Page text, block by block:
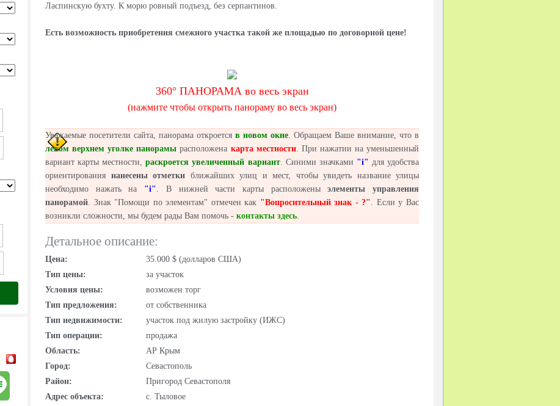
Ласпинскую бухту. К морю ровный подъезд, без серпантинов.
Есть возможность приобретения смежного участка такой же площадью по договорной цене!
360° ПАНОРАМА во весь экран
(нажмите чтобы открыть панораму во весь экран)
Уважаемые посетители сайта, панорама откроется в новом окне . Обращаем Ваше внимание, что в
левом верхнем уголке панорамы расположена карта местности. При нажатии на уменьшенный
вариант карты местности,раскроется увеличенный вариант. Синими значками "i" для удобства
ориентирования нанесены отметки ближайших улиц и мест, чтобы увидеть название улицы
необходимо нажать на "i" . В нижней части карты расположеныэлементы управления
панорамой . Знак "Помощи по элементам" отмечен как "Вопросительный знак - ?" . Если у Вас
возникли сложности, мы будем рады Вам помочь - контакты здесь
Детальное описание:
Цена:
35.000 $ (долларов США)
Тип цены:
за участок
Условия цены:
возможен торг
Тип предложения:
от собственника
Тип недвижимости:
участок под жилую застройку (ИЖС)
Тип операции:
продажа
Область:
АР Крым
Город:
Севастополь
Район:
Пригород Севастополя
Адрес объекта:
с. Тыловое